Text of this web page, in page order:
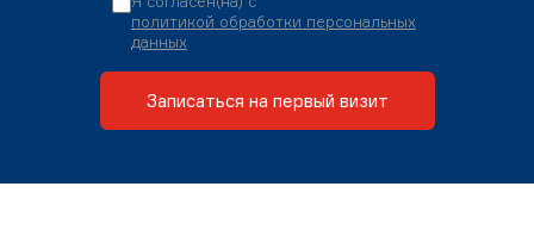
политикой обработки персональных
данных
Записаться на первый визит